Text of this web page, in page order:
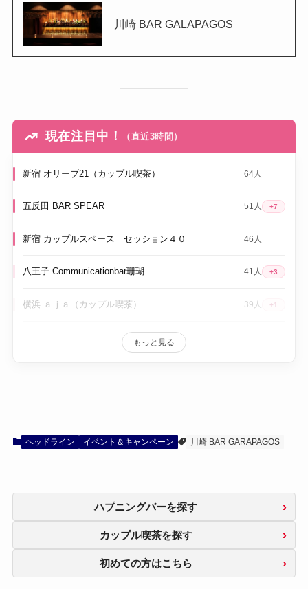
川崎 BAR GALAPAGOS
現在注目中！ （直近3時間）
新宿 オリーブ21（カップル喫茶） 64人
五反田 BAR SPEAR 51人 +7
新宿 カップルスペース セッション４０ 46人
八王子 Communicationbar珊瑚 41人 +3
横浜 ａｊａ（カップル喫茶） 39人 +1
もっと見る
ヘッドライン イベント＆キャンペーン 川崎 BAR GARAPAGOS
ハプニングバーを探す
カップル喫茶を探す
初めての方はこちら